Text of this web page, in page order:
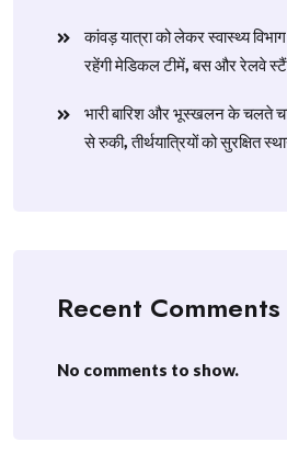
​कांवड़ यात्रा को लेकर स्वास्थ्य
रहेंगी मेडिकल टीमें, बस और रेलवे
​भारी बारिश और भूस्खलन के चलते
से रुकी, तीर्थयात्रियों को सुरक्षित
Recent Comments
No comments to show.